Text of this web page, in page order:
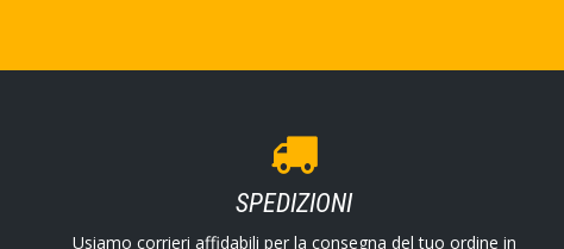
SPEDIZIONI
Usiamo corrieri affidabili per la consegna del tuo ordine in